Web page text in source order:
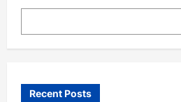
Dini,
Al-
Kids
Jambi
Recent Posts